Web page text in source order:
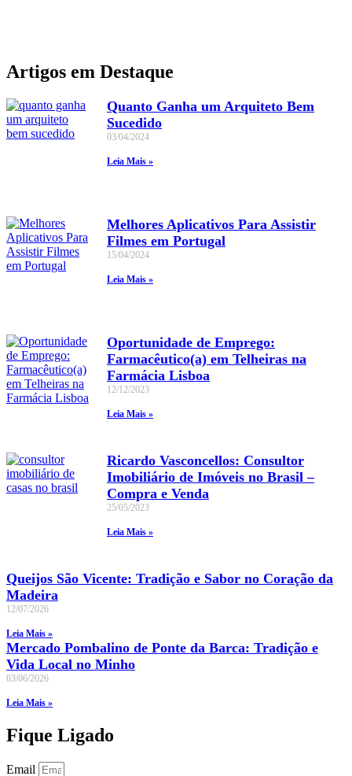
Artigos em Destaque
Quanto Ganha um Arquiteto Bem
Sucedido
03/04/2024
Leia Mais »
Melhores Aplicativos Para Assistir
Filmes em Portugal
15/04/2024
Leia Mais »
Oportunidade de Emprego:
Farmacêutico(a) em Telheiras na
Farmácia Lisboa
12/12/2023
Leia Mais »
Ricardo Vasconcellos: Consultor
Imobiliário de Imóveis no Brasil –
Compra e Venda
25/05/2023
Leia Mais »
Queijos São Vicente: Tradição e Sabor no Coração da
Madeira
12/07/2026
Leia Mais »
Mercado Pombalino de Ponte da Barca: Tradição e
Vida Local no Minho
03/06/2026
Leia Mais »
Fique Ligado
Email